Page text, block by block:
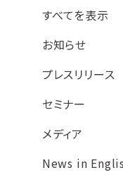
すべてを表示
お知らせ
プレスリリース
セミナー
メディア
News in